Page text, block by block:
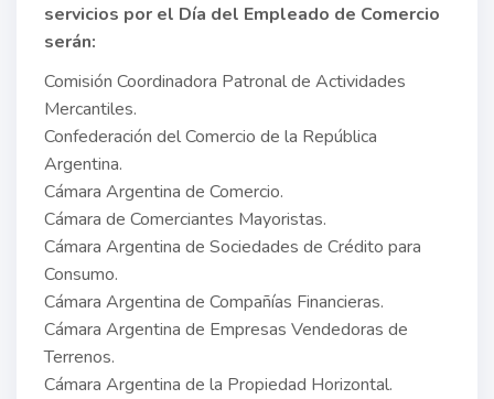
servicios por el Día del Empleado de Comercio
serán:
Comisión Coordinadora Patronal de Actividades
Mercantiles.
Confederación del Comercio de la República
Argentina.
Cámara Argentina de Comercio.
Cámara de Comerciantes Mayoristas.
Cámara Argentina de Sociedades de Crédito para
Consumo.
Cámara Argentina de Compañías Financieras.
Cámara Argentina de Empresas Vendedoras de
Terrenos.
Cámara Argentina de la Propiedad Horizontal.